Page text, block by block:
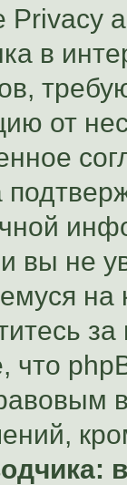
Privacy
в
от
вы не
что